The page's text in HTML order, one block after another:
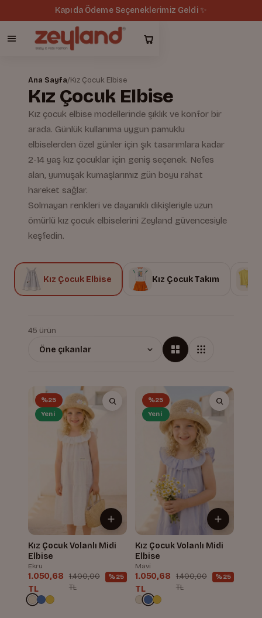
Tüm siparişlerde ücretsiz kargo 🚚
Ana Sayfa/Kız Çocuk Elbise
Kız Çocuk Elbise
Kız çocuk elbise modellerinde şıklık ve konfor bir
arada. Günlük kullanıma uygun pamuklu
elbiselerden özel günler için şık tasarımlara kadar
2-14 yaş kız çocuklar için geniş seçenek. Nefes
alan, yumuşak kumaşlarımız gün boyu rahat
hareket sağlar.
Solmayan renkleri ve dayanıklı dikişleriyle uzun
ömürlü kız çocuk elbiselerini Zeyland güvencesiyle
keşfedin.
Kız Çocuk Elbise Kız Çocuk Takım
45 ürün
%25
Yeni
Kız Çocuk Volanlı Midi
Elbise
Ekru
1.050,68
TL
1.400,00
TL
%25
%25
Yeni
Kız Çocuk Volanlı Midi
Elbise
Mavi
1.050,68
TL
1.400,00
TL
%25